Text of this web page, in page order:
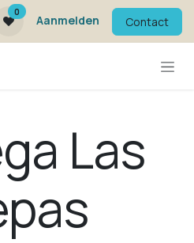
0
Aanmelden Contact
Las